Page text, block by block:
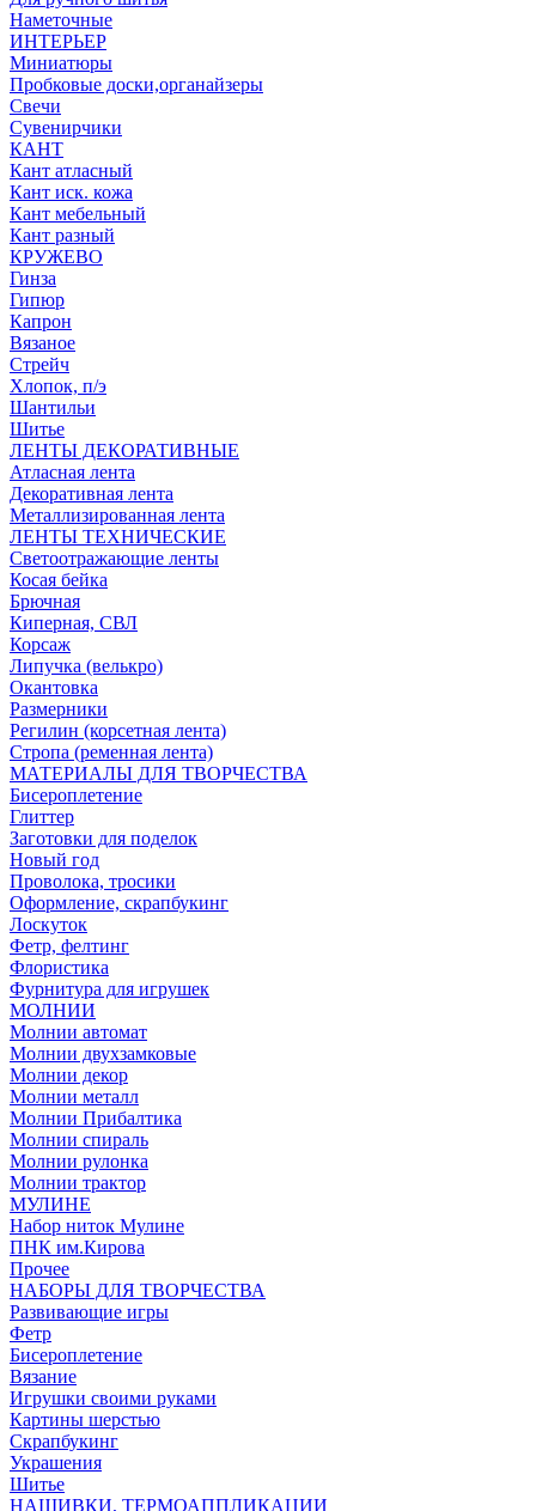
Наметочные
ИНТЕРЬЕР
Миниатюры
Пробковые доски,органайзеры
Свечи
Сувенирчики
КАНТ
Кант атласный
Кант иск. кожа
Кант мебельный
Кант разный
КРУЖЕВО
Гинза
Гипюр
Капрон
Вязаное
Стрейч
Хлопок, п/э
Шантильи
Шитье
ЛЕНТЫ ДЕКОРАТИВНЫЕ
Атласная лента
Декоративная лента
Металлизированная лента
ЛЕНТЫ ТЕХНИЧЕСКИЕ
Светоотражающие ленты
Косая бейка
Брючная
Киперная, СВЛ
Корсаж
Липучка (велькро)
Окантовка
Размерники
Регилин (корсетная лента)
Стропа (ременная лента)
МАТЕРИАЛЫ ДЛЯ ТВОРЧЕСТВА
Бисероплетение
Глиттер
Заготовки для поделок
Новый год
Проволока, тросики
Оформление, скрапбукинг
Лоскуток
Фетр, фелтинг
Флористика
Фурнитура для игрушек
МОЛНИИ
Молнии автомат
Молнии двухзамковые
Молнии декор
Молнии металл
Молнии Прибалтика
Молнии спираль
Молнии рулонка
Молнии трактор
МУЛИНЕ
Набор ниток Мулине
ПНК им.Кирова
Прочее
НАБОРЫ ДЛЯ ТВОРЧЕСТВА
Развивающие игры
Фетр
Бисероплетение
Вязание
Игрушки своими руками
Картины шерстью
Скрапбукинг
Украшения
Шитье
НАШИВКИ, ТЕРМОАППЛИКАЦИИ